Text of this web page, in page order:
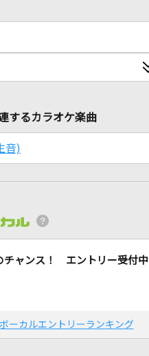
するカラオケ楽曲
音)
チャンス！ エントリー受付中
ーカルエントリーランキング